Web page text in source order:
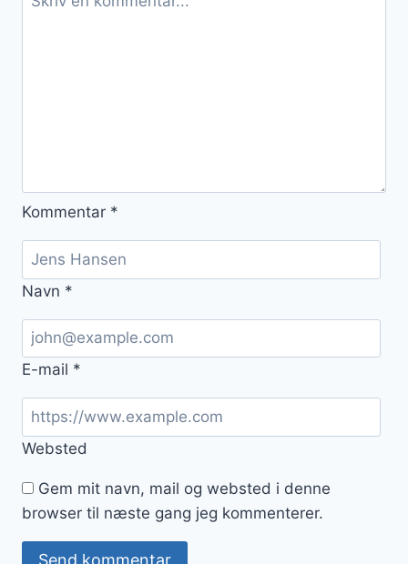
Kommentar *
Navn *
E-mail *
Websted
Gem mit navn, mail og websted i denne
browser til næste gang jeg kommenterer.